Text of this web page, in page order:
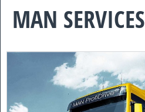
MAN SERVICES